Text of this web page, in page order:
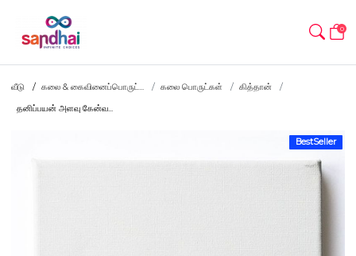
0
வீடு கலை & கைவினைப்பொருட்... கலை பொருட்கள்
கித்தான்
தனிப்பயன் அளவு கேன்வ...
BestSeller